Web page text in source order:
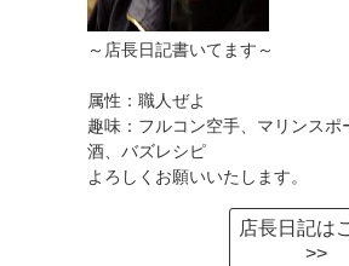
～店長日記書いてます～
属性：職人ぜよ
趣味：フルコン空手、マリンスポ
酒、バズレシピ
よろしくお願いいたします。
店長日記は
>>